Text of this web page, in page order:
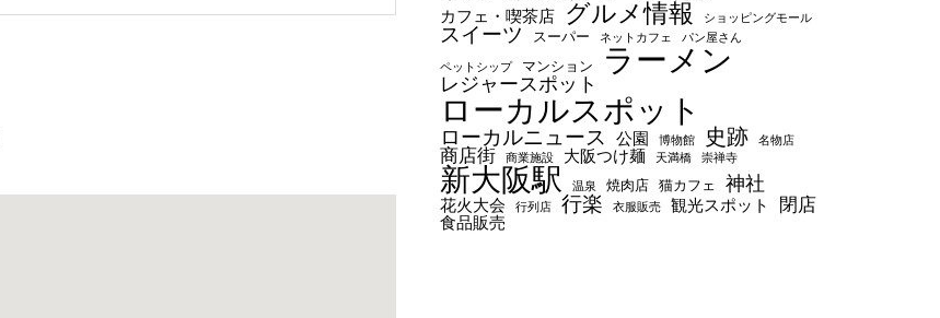
カフェ・喫茶店 グルメ情報 ショッピングモール
スイーツ スーパー ネットカフェ パン屋さん
ペットシップ マンション ラーメン
レジャースポット
ローカルスポット
ローカルニュース 公園 博物館 史跡 名物店
商店街 商業施設 大阪つけ麺 天満橋 崇禅寺
新大阪駅 温泉 焼肉店 猫カフェ 神社
花火大会 行列店 行楽 衣服販売 観光スポット 閉店
食品販売